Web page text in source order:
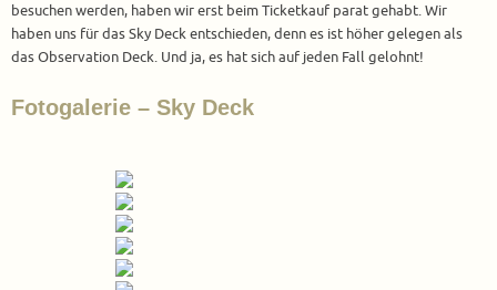
besuchen werden, haben wir erst beim Ticketkauf parat gehabt. Wir
haben uns für das Sky Deck entschieden, denn es ist höher gelegen als
das Observation Deck. Und ja, es hat sich auf jeden Fall gelohnt!
Fotogalerie – Sky Deck